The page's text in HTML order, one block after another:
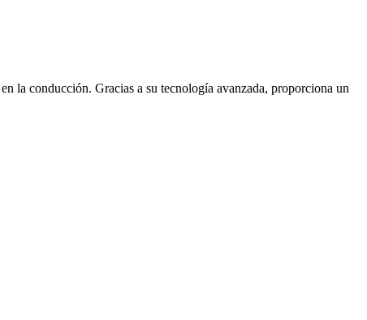
la conducción. Gracias a su tecnología avanzada, proporciona un